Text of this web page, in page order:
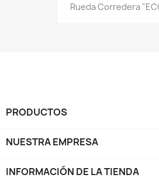
Rueda Corredera
PRODUCTOS
NUESTRA EMPRESA
INFORMACIÓN DE LA TIENDA